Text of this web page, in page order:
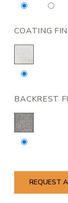
COATING
BACKREST
REQUEST